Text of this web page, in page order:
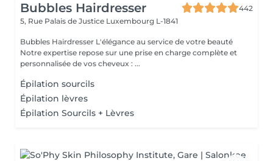
Bubbles Hairdresser
442
5, Rue Palais de Justice Luxembourg L-1841
Bubbles Hairdresser L'élégance au service de votre beauté
Notre expertise repose sur une prise en charge complète et
personnalisée de vos cheveux : ...
Épilation sourcils
Épilation lèvres
Épilation Sourcils + Lèvres